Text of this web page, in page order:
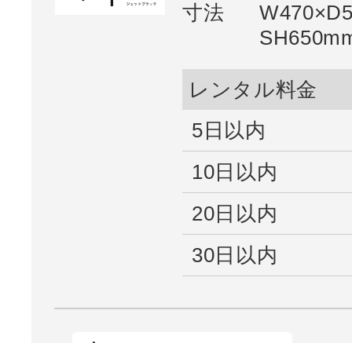
寸法
レンタル料金
5日以内
10日以内
20日以内
30日以内